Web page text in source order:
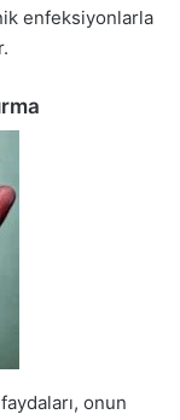
enfeksiyonlarla
onun